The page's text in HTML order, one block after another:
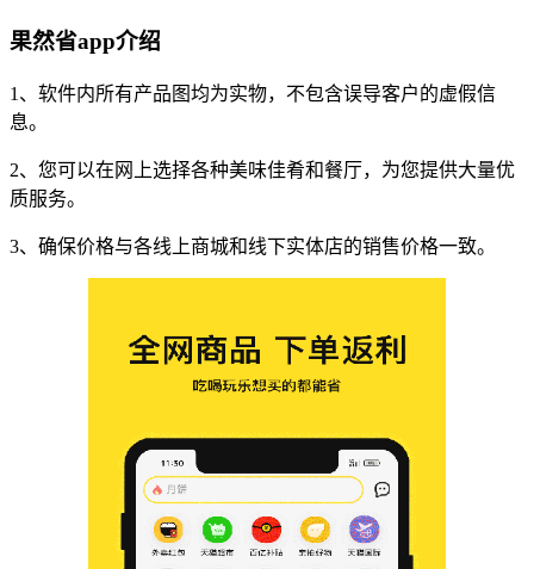
果然省app介绍
1、软件内所有产品图均为实物，不包含误导客户的虚假信
息。
2、您可以在网上选择各种美味佳肴和餐厅，为您提供大量优
质服务。
3、确保价格与各线上商城和线下实体店的销售价格一致。